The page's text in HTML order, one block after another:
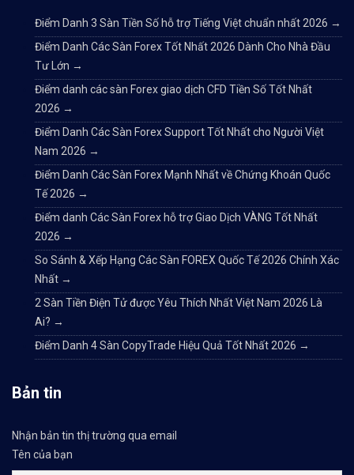
Điểm Danh 3 Sàn Tiền Số hỗ trợ Tiếng Việt chuẩn nhất 2026 →
Điểm Danh Các Sàn Forex Tốt Nhất 2026 Dành Cho Nhà Đầu
Tư Lớn →
Điểm danh các sàn Forex giao dịch CFD Tiền Số Tốt Nhất
2026 →
Điểm Danh Các Sàn Forex Support Tốt Nhất cho Người Việt
Nam 2026 →
Điểm Danh Các Sàn Forex Mạnh Nhất về Chứng Khoán Quốc
Tế 2026 →
Điểm danh Các Sàn Forex hỗ trợ Giao Dịch VÀNG Tốt Nhất
2026 →
So Sánh & Xếp Hạng Các Sàn FOREX Quốc Tế 2026 Chính Xác
Nhất →
2 Sàn Tiền Điện Tử được Yêu Thích Nhất Việt Nam 2026 Là
Ai? →
Điểm Danh 4 Sàn CopyTrade Hiệu Quả Tốt Nhất 2026 →
Bản tin
Nhận bản tin thị trường qua email
Tên của bạn